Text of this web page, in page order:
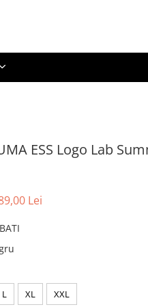
ESS Logo Lab
Lei
L XL XXL